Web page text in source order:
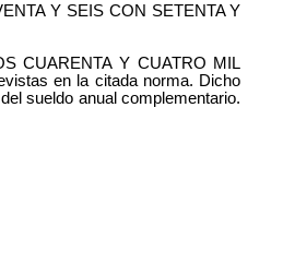
Y SEIS CON SETENTA Y
CUARENTA Y CUATRO MIL
en la citada norma. Dicho
sueldo anual complementario.